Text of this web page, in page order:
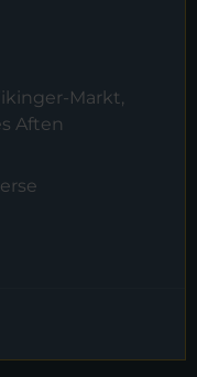
Markt,
Aften